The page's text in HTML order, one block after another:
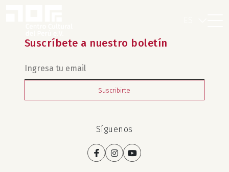
Suscríbete a nuestro boletín
Suscribirte
Síguenos